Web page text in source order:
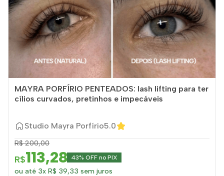
MAYRA PORFÍRIO PENTEADOS: lash lifting para ter
cílios curvados, pretinhos e impecáveis
Studio Mayra Porfírio5.0
R$ 200,00
R$113,28 43% OFF no PIX
ou até 3x R$ 39,33 sem juros